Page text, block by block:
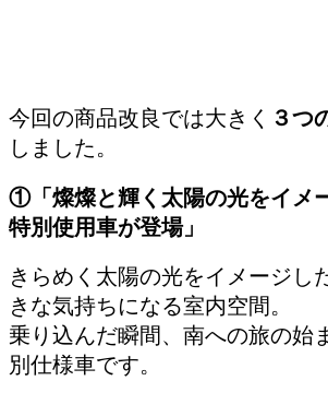
今回の商品改良では大きく ３つ
しました。
①「燦燦と輝く太陽の光をイメ
特別使用車が登場」
きらめく太陽の光をイメージし
きな気持ちになる室内空間。
乗り込んだ瞬間、南への旅の始
別仕様車です。